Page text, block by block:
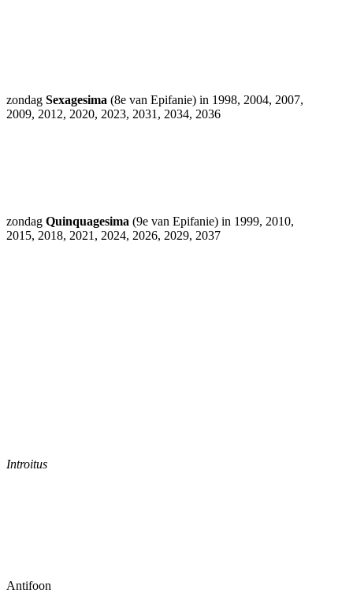
zondag Sexagesima (8e van Epifanie) in 1998, 2004, 2007,
2009, 2012, 2020, 2023, 2031, 2034, 2036
zondag Quinquagesima (9e van Epifanie) in 1999, 2010,
2015, 2018, 2021, 2024, 2026, 2029, 2037
Introitus
Antifoon